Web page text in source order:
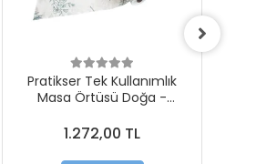
Pratikser Tek Kullanımlık
Masa Örtüsü Doğa -
1.272,00 TL